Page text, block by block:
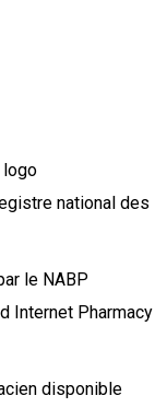
logo
national des
le NABP
Internet Pharmacy
disponible